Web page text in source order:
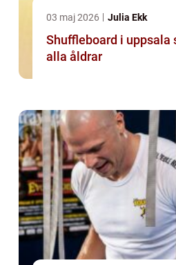
03 maj 2026 Julia Ekk
Shuffleboard i uppsala socialt spel för
alla åldrar